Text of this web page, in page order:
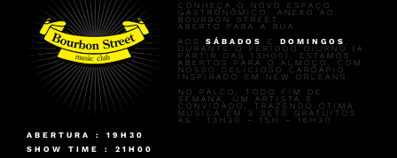
CONHEÇA O NOVO ESPAÇO
GASTRONÔMICO, ANEXO AO
BOURBON STREET,
ABERTO PARA A RUA
AOSSÁBADOS EDOMINGOS,
DURANTE O PERÍODO DIURNO (A
PARTIR DAS 13H00), ESTAMOS
ABERTOS PARA O ALMOÇO, COM
NOSSO DELICIOSO CARDÁPIO
INSPIRADO EM NEW ORLEANS.
NO PALCO, TODO FIM DE
SEMANA, UM ARTISTA É
CONVIDADO, TRAZENDO ÓTIMA
MÚSICA EM 3 SETS GRATUITOS
AS : 13H30 – 15H – 16H30
ABERTURA : 19H30
SHOW TIME : 21H00